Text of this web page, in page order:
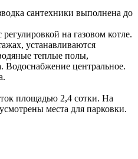
сантехники выполнена до
на газовом котле.
устанавливаются
теплые полы,
Водоснабжение центральное.
площадью 2,4 сотки. На
места для парковки.